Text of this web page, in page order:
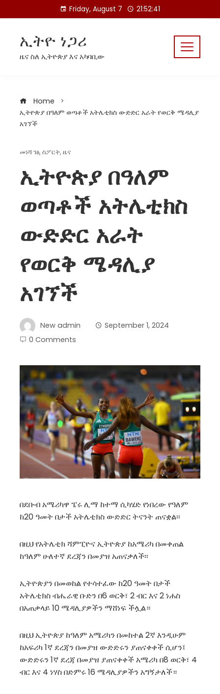
to
Friday, August 7 21:52:42
ኢትዮ ነጋሪ
ዜና ስለ ኢትዮጵያ እና አካባቢው
Home
ኢትዮጵያ በዓለም ወጣቶች አትሌቲክስ ውድድር አራት የወርቅ ሜዳሊያ
አገኘች
መነሻ ገፅ, ስፖርት, ዜና
ኢትዮጵያ በዓለም
ወጣቶች አትሌቲክስ
ውድድር አራት
የወርቅ ሜዳሊያ
አገኘች
New admin
September 1, 2024
0 Comments
በደቡብ አሜሪካዋ ፔሩ ሊማ ከተማ ሲካሄድ የነበረው የዓለም
ከ20 ዓመት በታች አትሌቲክስ ውድድር ትናንት ጠናቋል፡፡
በዚህ የአትሌቲክ ሻምፒዮና ኢትዮጵያ ከአሜሪካ በመቀጠል
ከዓለም ሁለተኛ ደረጃን በመያዝ አጠናቃለች፡፡
ኢትዮጵያን በመወከል የተሳተፈው ከ20 ዓመት በታች
አትሌቲክስ ብሔራዊ ቡድን በ6 ወርቅ፣ 2 ብር እና 2 ነሐስ
በአጠቃላይ 10 ሜዳሊያዎችን ማሸነፍ ችሏል።
በዚህ ኢትዮጵያ ከዓለም አሜሪካን በመከተል 2ኛ እንዲሁም
ከአፍሪካ 1ኛ ደረጃን በመያዝ ውድድሩን ያጠናቀቀች ሲሆን፤
ውድድሩን 1ኛ ደረጃ በመያዝ ያጠናቀቀች አሜሪካ በ8 ወርቅ፣ 4
ብር እና 4 ነሃስ በድምሩ 16 ሜዳሊያዎችን አግኝታለች።